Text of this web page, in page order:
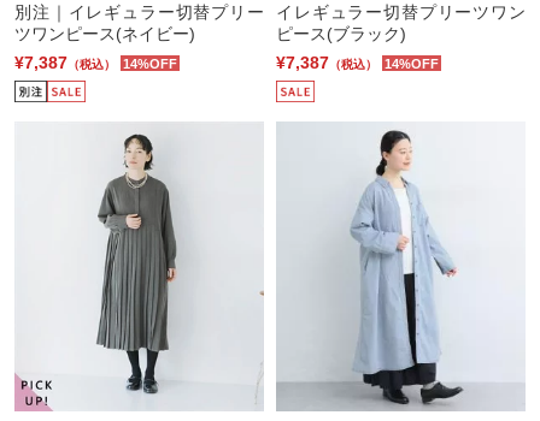
別注｜イレギュラー切替プリー
ツワンピース(ネイビー)
¥7,387 （税込） 14%OFF
イレギュラー切替プリーツワン
ピース(ブラック)
¥7,387 （税込） 14%OFF